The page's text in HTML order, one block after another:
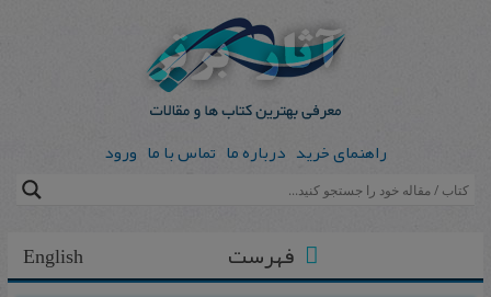
راهنمای خرید درباره ما تماس با ما ورود
English فهرست